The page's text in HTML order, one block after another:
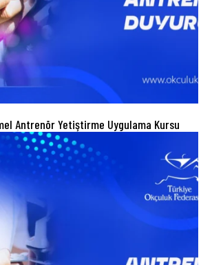
Antrenör Yetiştirme Uygulama Kursu